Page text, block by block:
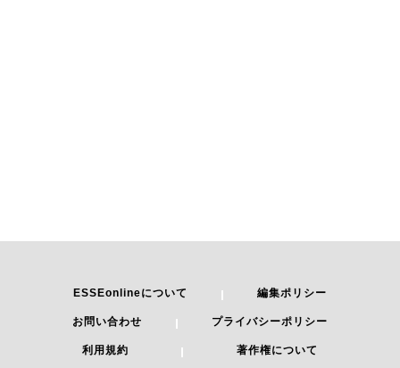
ESSEonlineについて 編集ポリシー
お問い合わせ プライバシーポリシー
利用規約 著作権について